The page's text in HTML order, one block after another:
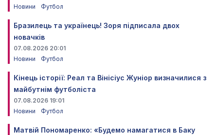
Новини
Футбол
Бразилець та українець! Зоря підписала двох
новачків
07.08.2026 20:01
Новини
Футбол
Кінець історії: Реал та Вінісіус Жуніор визначилися з
майбутнім футболіста
07.08.2026 19:01
Новини
Футбол
Матвій Пономаренко: «Будемо намагатися в Баку